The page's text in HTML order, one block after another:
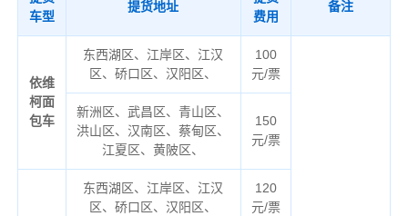
车型
提货地址
费用
备注
依维
柯面
包车
东西湖区、江岸区、江汉
区、硚口区、汉阳区、
100
元/票
新洲区、武昌区、青山区、
洪山区、汉南区、蔡甸区、
江夏区、黄陂区、
150
元/票
东西湖区、江岸区、江汉
区、硚口区、汉阳区、
120
元/票